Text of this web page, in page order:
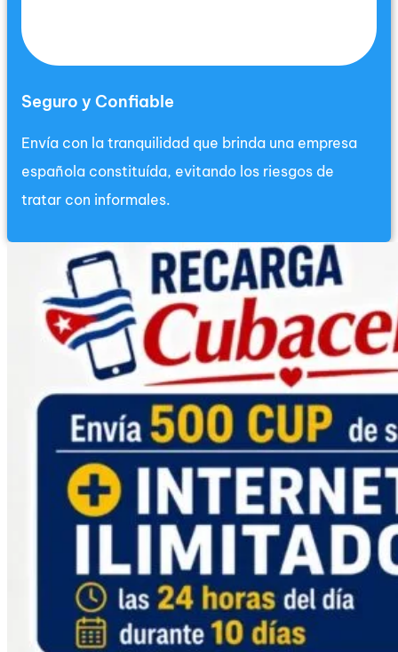
Seguro y Confiable
Envía con la tranquilidad que brinda una empresa
española constituída, evitando los riesgos de
tratar con informales.